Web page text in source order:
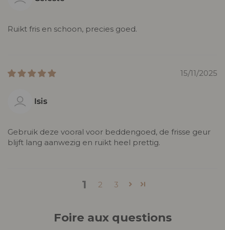
Ruikt fris en schoon, precies goed.
15/11/2025
Isis
Gebruik deze vooral voor beddengoed, de frisse geur
blijft lang aanwezig en ruikt heel prettig.
1 2 3
Foire aux questions